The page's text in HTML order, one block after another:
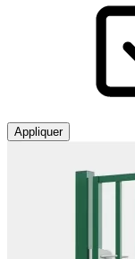
Appliquer